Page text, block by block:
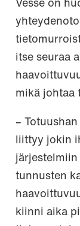
Vesse on
itse seuraa
mikä johtaa
–
liittyy jokin
tunnusten
kiinni aika